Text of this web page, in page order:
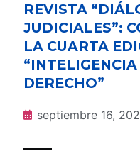
REVISTA
JUDICIALES”:
LA CUARTA
DERECHO”
septiembre 16,